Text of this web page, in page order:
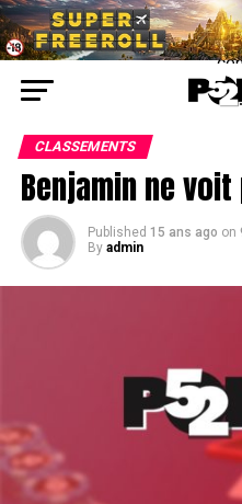
CLASSEMENTS
Benjamin ne voit
Published 15 ans ago on
By admin